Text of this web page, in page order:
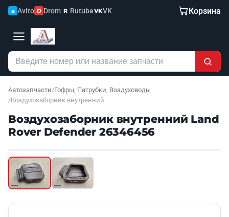
a Avito D Drom R RutubeVKVK Корзина
Автозапчасти/Гофры, Патрубки, Воздуховоды
/Воздухозаборник внутренний
Воздухозаборник внутренний Land
Rover Defender 26346456
Б/У В НАЛИЧИИ
Наведите для увеличения